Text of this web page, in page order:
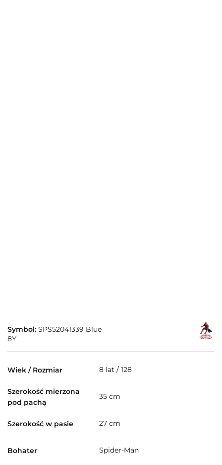
Symbol: SPS52041339 Blue
8Y
Wiek / Rozmiar 8 lat / 128
Szerokość mierzona
pod pachą
35 cm
Szerokość w pasie 27 cm
Bohater Spider-Man